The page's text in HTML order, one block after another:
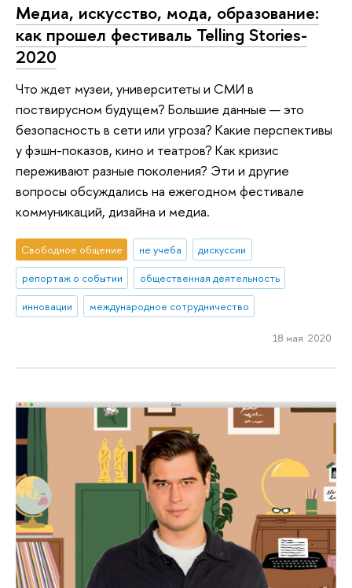
Медиа, искусство, мода, образование:
как прошел фестиваль Telling Stories-
2020
Что ждет музеи, университеты и СМИ в
поствирусном будущем? Большие данные — это
безопасность в сети или угроза? Какие перспективы
у фэшн-показов, кино и театров? Как кризис
переживают разные поколения? Эти и другие
вопросы обсуждались на ежегодном фестивале
коммуникаций, дизайна и медиа.
Свободное общение не учеба
дискуссии
репортаж о событии
общественная деятельность
инновации
международное сотрудничество
18 мая 2020